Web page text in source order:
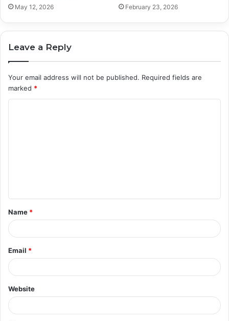
May 12, 2026 February 23, 2026
Leave a Reply
Your email address will not be published. Required fields are
marked *
t
*
Name *
Email *
Website